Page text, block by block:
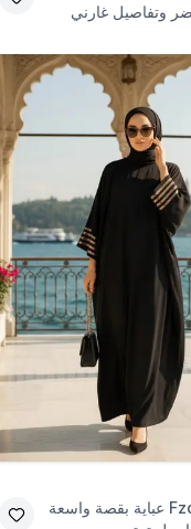
وتفاصيل غارني
عباية بقصة واسعة